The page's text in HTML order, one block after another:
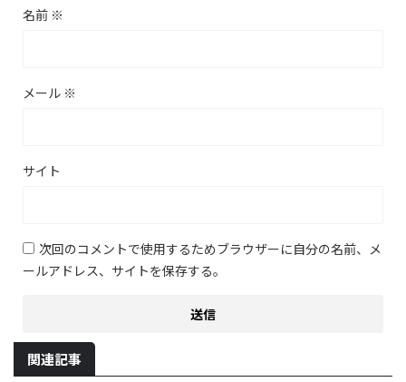
名前 ※
メール ※
サイト
次回のコメントで使用するためブラウザーに自分の名前、メ
ールアドレス、サイトを保存する。
関連記事